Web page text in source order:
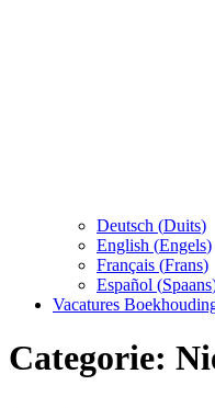
Deutsch (Duits)
English (Engels)
Français (Frans)
Español (Spaans
Vacatures
Categorie: